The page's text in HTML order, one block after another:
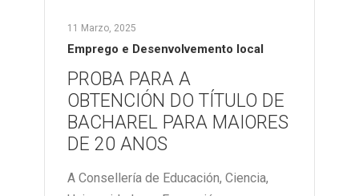
11 Marzo, 2025
Emprego e Desenvolvemento local
PROBA PARA A
OBTENCIÓN DO TÍTULO DE
BACHAREL PARA MAIORES
DE 20 ANOS
A Consellería de Educación, Ciencia,